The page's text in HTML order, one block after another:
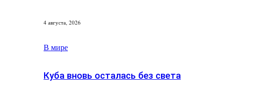
4 августа, 2026
В мире
Куба вновь осталась без света